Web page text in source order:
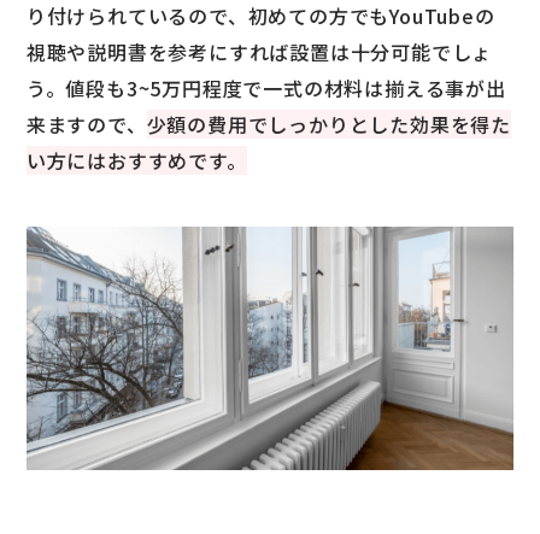
り付けられているので、初めての方でもYouTubeの
視聴や説明書を参考にすれば設置は十分可能でしょ
う。値段も3~5万円程度で一式の材料は揃える事が出
来ますので、 少額の費用でしっかりとした効果を得た
い方にはおすすめです。